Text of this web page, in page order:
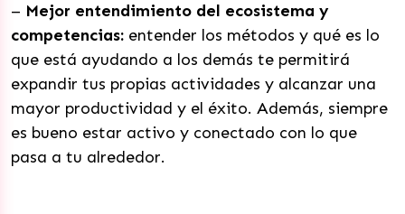
– Mejor entendimiento del ecosistema y
competencias: entender los métodos y qué es lo
que está ayudando a los demás te permitirá
expandir tus propias actividades y alcanzar una
mayor productividad y el éxito. Además, siempre
es bueno estar activo y conectado con lo que
pasa a tu alrededor.